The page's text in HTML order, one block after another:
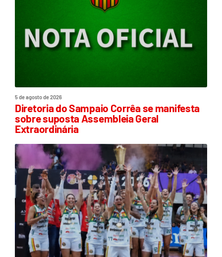
5 de agosto de 2026
Diretoria do Sampaio Corrêa se manifesta
sobre suposta Assembleia Geral
Extraordinária